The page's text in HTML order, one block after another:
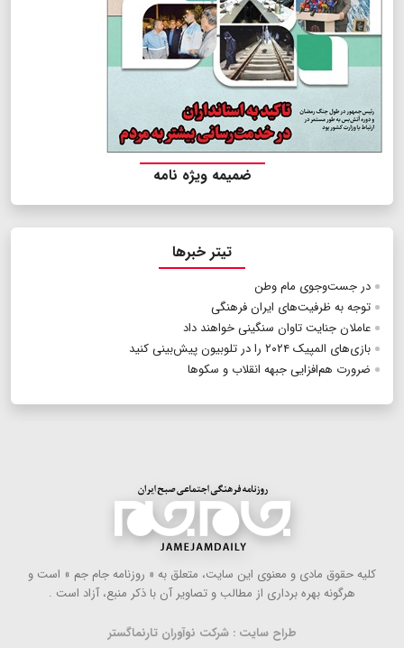
ضمیمه ویژه نامه
تیتر خبرها
در جست‌وجوی مام وطن
توجه به ظرفیت‌های ایران فرهنگی
عاملان جنایت تاوان سنگینی خواهند داد
بازی‌های المپیک ۲۰۲۴ را در تلوبیون پیش‌بینی کنید
ضرورت هم‌افزایی جبهه انقلاب و سکوها
كلیه حقوق مادی و معنوی این سایت، متعلق به « روزنامه جام جم » است و
هرگونه بهره ‌برداری از مطالب و تصاویر آن با ذكر منبع، آزاد است .
طراح سایت : شرکت نوآوران تارنماگستر